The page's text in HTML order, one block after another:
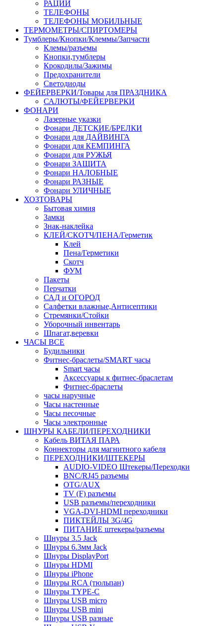
РАЦИИ
ТЕЛЕФОНЫ
ТЕЛЕФОНЫ МОБИЛЬНЫЕ
ТЕРМОМЕТРЫ/СПИРТОМЕРЫ
Тумблеры/Кнопки/Клеммы/Запчасти
Клемы/разъемы
Кнопки,тумблеры
Крокодилы/Зажимы
Предохранители
Светодиоды
ФЕЙЕРВЕРКИ/Товары для ПРАЗДНИКА
САЛЮТЫ/ФЕЙЕРВЕРКИ
ФОНАРИ
Лазерные указки
Фонари ДЕТСКИЕ/БРЕЛКИ
Фонари для ДАЙВИНГА
Фонари для КЕМПИНГА
Фонари для РУЖЬЯ
Фонари ЗАЩИТА
Фонари НАЛОБНЫЕ
Фонари РАЗНЫЕ
Фонари УЛИЧНЫЕ
ХОЗТОВАРЫ
Бытовая химия
Замки
Знак-наклейка
КЛЕЙ/СКОТЧ/ПЕНА/Герметик
Клей
Пена/Герметики
Скотч
ФУМ
Пакеты
Перчатки
САД и ОГОРОД
Салфетки влажные,Антисептики
Стремянки/Стойки
Уборочный инвентарь
Шпагат,веревки
ЧАСЫ ВСЕ
Будильники
Фитнес-браслеты/SMART часы
Smart часы
Аксессуары к фитнес-браслетам
Фитнес-браслеты
часы наручные
Часы настенные
Часы песочные
Часы электронные
ШНУРЫ КАБЕЛИ/ПЕРЕХОДНИКИ
Кабель ВИТАЯ ПАРА
Коннекторы для магнитного кабеля
ПЕРЕХОДНИКИ/ШТЕКЕРЫ
AUDIO-VIDEO Штекеры/Переходки
BNC/RJ45 разъемы
OTG/AUX
TV (F) разъемы
USB разъемы/переходники
VGA-DVI-HDMI переходники
ПИКТЕЙЛЫ 3G/4G
ПИТАНИЕ штекеры/разъемы
Шнуры 3.5 Jack
Шнуры 6.3мм Jack
Шнуры DisplayPort
Шнуры HDMI
Шнуры iPhone
Шнуры RCA (тюльпан)
Шнуры TYPE-C
Шнуры USB micro
Шнуры USB mini
Шнуры USB разные